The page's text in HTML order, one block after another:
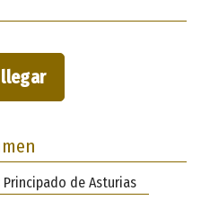
llegar
Principado de Asturias